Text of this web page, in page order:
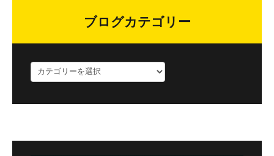
ブログカテゴリー
ロ